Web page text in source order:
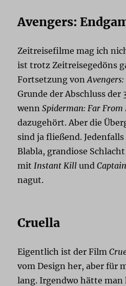
Avengers:
Zeitreisefilme mag ich
ist trotz Zeitreisegedöns
Fortsetzung von
Grunde der Abschluss der
wennSpiderman: Far From
dazugehört. Aber die
sind ja fließend.
Blabla, grandiose
mit Instant Kill und
nagut.
Cruella
Eigentlich ist der Film
vom Design her, aber für
lang. Irgendwo hätte man